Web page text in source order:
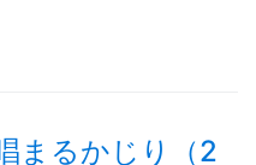
まるかじり（2